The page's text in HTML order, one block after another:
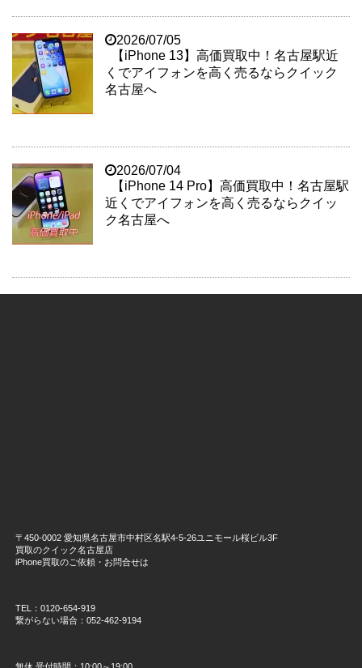
2026/07/05
【iPhone 13】高価買取中！名古屋駅近
くでアイフォンを高く売るならクイック
名古屋へ
2026/07/04
【iPhone 14 Pro】高価買取中！名古屋駅
近くでアイフォンを高く売るならクイッ
ク名古屋へ
〒450-0002 愛知県名古屋市中村区名駅4-5-26ユニモール桜ビル3F
買取のクイック名古屋店
iPhone買取のご依頼・お問合せは
TEL：0120-654-919
繋がらない場合：052-462-9194
無休 受付時間：10:00～19:00